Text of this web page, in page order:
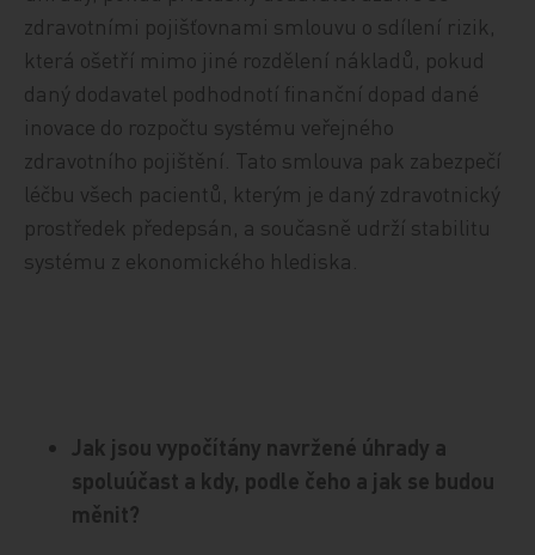
zdravotními pojišťovnami smlouvu o sdílení rizik,
která ošetří mimo jiné rozdělení nákladů, pokud
daný dodavatel podhodnotí finanční dopad dané
inovace do rozpočtu systému veřejného
zdravotního pojištění. Tato smlouva pak zabezpečí
léčbu všech pacientů, kterým je daný zdravotnický
prostředek předepsán, a současně udrží stabilitu
systému z ekonomického hlediska.
Jak jsou vypočítány navržené úhrady a
spoluúčast a kdy, podle čeho a jak se budou
měnit?